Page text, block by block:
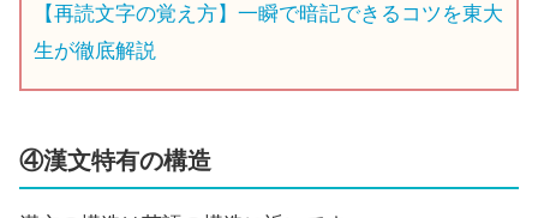
【再読文字の覚え方】一瞬で暗記できるコツを東大
生が徹底解説
④漢文特有の構造